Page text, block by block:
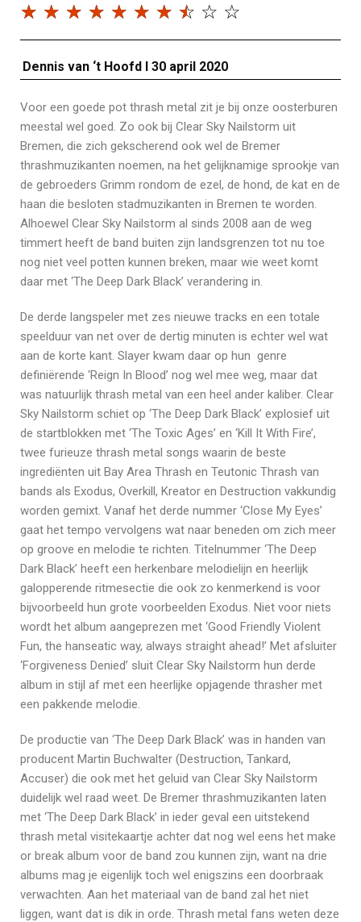
☆ ☆ ☆ ☆ ☆ ☆ ☆ ☆ ☆ ☆
Dennis van ‘t Hoofd I 30 april 2020
Voor een goede pot thrash metal zit je bij onze oosterburen
meestal wel goed. Zo ook bij Clear Sky Nailstorm uit
Bremen, die zich gekscherend ook wel de Bremer
thrashmuzikanten noemen, na het gelijknamige sprookje van
de gebroeders Grimm rondom de ezel, de hond, de kat en de
haan die besloten stadmuzikanten in Bremen te worden.
Alhoewel Clear Sky Nailstorm al sinds 2008 aan de weg
timmert heeft de band buiten zijn landsgrenzen tot nu toe
nog niet veel potten kunnen breken, maar wie weet komt
daar met ‘The Deep Dark Black’ verandering in.
De derde langspeler met zes nieuwe tracks en een totale
speelduur van net over de dertig minuten is echter wel wat
aan de korte kant. Slayer kwam daar op hun genre
definiërende ‘Reign In Blood’ nog wel mee weg, maar dat
was natuurlijk thrash metal van een heel ander kaliber. Clear
Sky Nailstorm schiet op ‘The Deep Dark Black’ explosief uit
de startblokken met ‘The Toxic Ages’ en ‘Kill It With Fire’,
twee furieuze thrash metal songs waarin de beste
ingrediënten uit Bay Area Thrash en Teutonic Thrash van
bands als Exodus, Overkill, Kreator en Destruction vakkundig
worden gemixt. Vanaf het derde nummer ‘Close My Eyes’
gaat het tempo vervolgens wat naar beneden om zich meer
op groove en melodie te richten. Titelnummer ‘The Deep
Dark Black’ heeft een herkenbare melodielijn en heerlijk
galopperende ritmesectie die ook zo kenmerkend is voor
bijvoorbeeld hun grote voorbeelden Exodus. Niet voor niets
wordt het album aangeprezen met ‘Good Friendly Violent
Fun, the hanseatic way, always straight ahead!’ Met afsluiter
‘Forgiveness Denied’ sluit Clear Sky Nailstorm hun derde
album in stijl af met een heerlijke opjagende thrasher met
een pakkende melodie.
De productie van ‘The Deep Dark Black’ was in handen van
producent Martin Buchwalter (Destruction, Tankard,
Accuser) die ook met het geluid van Clear Sky Nailstorm
duidelijk wel raad weet. De Bremer thrashmuzikanten laten
met ‘The Deep Dark Black’ in ieder geval een uitstekend
thrash metal visitekaartje achter dat nog wel eens het make
or break album voor de band zou kunnen zijn, want na drie
albums mag je eigenlijk toch wel enigszins een doorbraak
verwachten. Aan het materiaal van de band zal het niet
liggen, want dat is dik in orde. Thrash metal fans weten deze